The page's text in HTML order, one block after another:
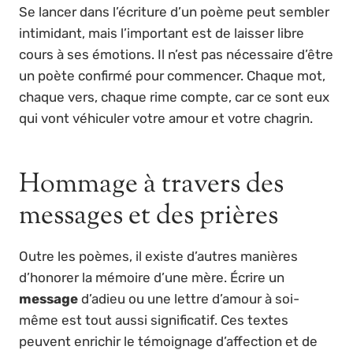
Se lancer dans l’écriture d’un poème peut sembler
intimidant, mais l’important est de laisser libre
cours à ses émotions. Il n’est pas nécessaire d’être
un poète confirmé pour commencer. Chaque mot,
chaque vers, chaque rime compte, car ce sont eux
qui vont véhiculer votre amour et votre chagrin.
Hommage à travers des
messages et des prières
Outre les poèmes, il existe d’autres manières
d’honorer la mémoire d’une mère. Écrire un
message d’adieu ou une lettre d’amour à soi-
même est tout aussi significatif. Ces textes
peuvent enrichir le témoignage d’affection et de